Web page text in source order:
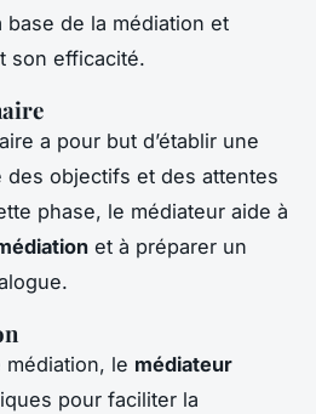
de la médiation et
son efficacité.
a pour but d’établir une
des objectifs et des attentes
phase, le médiateur aide à
et à préparer un
le médiateur
pour faciliter la